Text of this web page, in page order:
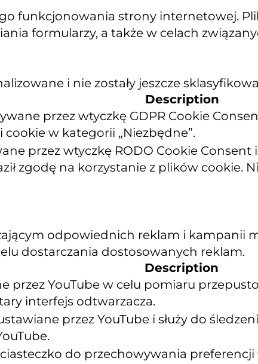
funkcjonowania strony internetowej.
formularzy, a także w celach
i nie zostały jeszcze
Description
przez wtyczkę GDPR Cookie
w kategorii „Niezbędne”.
przez wtyczkę RODO Cookie
zgodę na korzystanie z plików cookie.
odpowiednich reklam i kampanii
dostarczania dostosowanych reklam.
Description
przez YouTube w celu pomiaru
interfejs odtwarzacza.
przez YouTube i służy do
do przechowywania